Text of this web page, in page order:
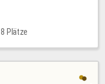
8 Plätze